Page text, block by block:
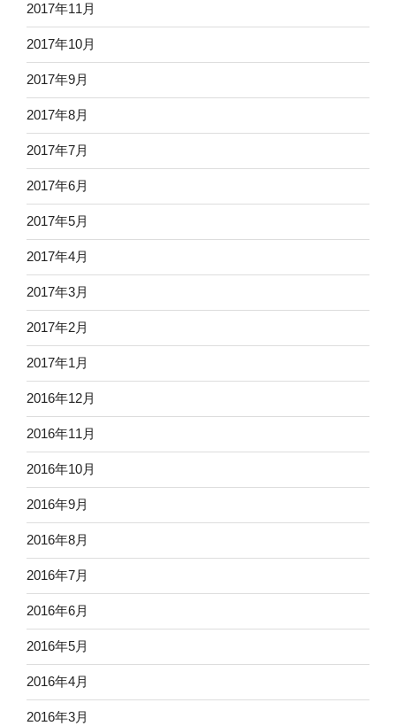
2017年11月
2017年10月
2017年9月
2017年8月
2017年7月
2017年6月
2017年5月
2017年4月
2017年3月
2017年2月
2017年1月
2016年12月
2016年11月
2016年10月
2016年9月
2016年8月
2016年7月
2016年6月
2016年5月
2016年4月
2016年3月